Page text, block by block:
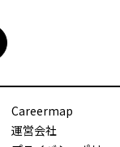
Careermap
運営会社